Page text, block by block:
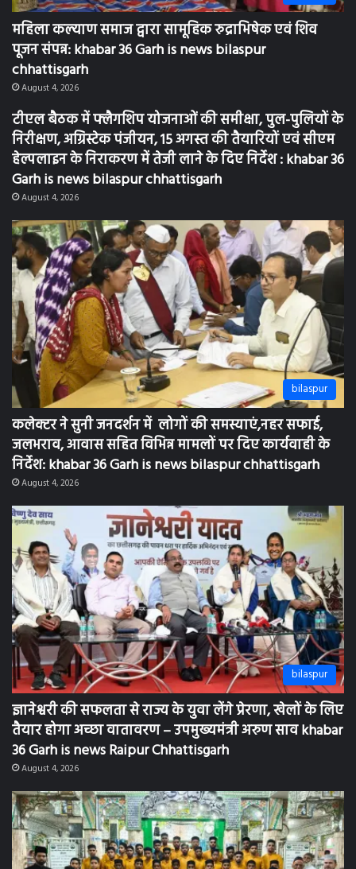
महिला कल्याण समाज द्वारा सामूहिक रुद्राभिषेक एवं शिव
पूजन संपन्न: khabar 36 Garh is news bilaspur
chhattisgarh
August 4, 2026
टीएल बैठक में फ्लैगशिप योजनाओं की समीक्षा, पुल-पुलियों के
निरीक्षण, अग्रिस्टेक पंजीयन, 15 अगस्त की तैयारियों एवं सीएम
हेल्पलाइन के निराकरण में तेजी लाने के दिए निर्देश : khabar 36
Garh is news bilaspur chhattisgarh
August 4, 2026
bilaspur
कलेक्टर ने सुनी जनदर्शन में लोगों की समस्याएं,नहर सफाई,
जलभराव, आवास सहित विभिन्न मामलों पर दिए कार्यवाही के
निर्देश: khabar 36 Garh is news bilaspur chhattisgarh
August 4, 2026
bilaspur
ज्ञानेश्वरी की सफलता से राज्य के युवा लेंगे प्रेरणा, खेलों के लिए
तैयार होगा अच्छा वातावरण – उपमुख्यमंत्री अरुण साव khabar
36 Garh is news Raipur Chhattisgarh
August 4, 2026